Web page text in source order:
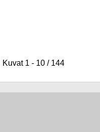
Kuvat 1 - 10 / 144